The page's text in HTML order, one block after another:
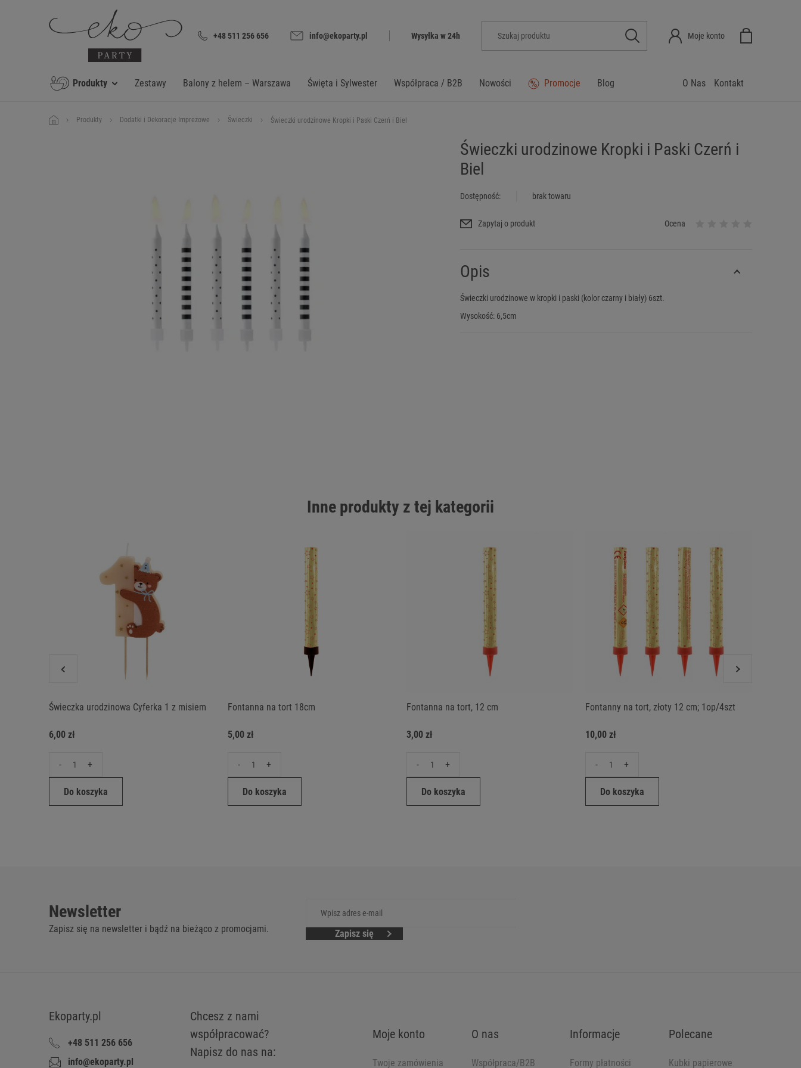
+48 511 256 656 info@ekoparty.pl Wysyłka w 24h Moje konto
Produkty Zestawy Balony z helem – Warszawa Święta i Sylwester Współpraca / B2B Nowości Promocje Blog Kontakt
O Nas
Produkty Dodatki i Dekoracje Imprezowe Świeczki Świeczki urodzinowe Kropki i Paski Czerń i Biel
Świeczki urodzinowe Kropki i Paski Czerń i
Biel
Dostępność: brak towaru
Zapytaj o produkt Ocena
Opis
Świeczki urodzinowe w kropki i paski (kolor czarny i biały) 6szt.
Wysokość: 6,5cm
Inne produkty z tej kategorii
Świeczka urodzinowa Cyferka 1 z misiem
6,00 zł
- +
Do koszyka
Fontanna na tort 18cm
5,00 zł
- +
Do koszyka
Fontanna na tort, 12 cm
3,00 zł
- +
Do koszyka
Fontanny na tort, złoty 12 cm; 1op/4szt
10,00 zł
- +
Do koszyka
Newsletter
Zapisz się na newsletter i bądź na bieżąco z promocjami. Zapisz się
Ekoparty.pl
+48 511 256 656
info@ekoparty.pl
Chcesz z nami
współpracować?
Napisz do nas na:
Moje konto
Twoje zamówienia
O nas
Współpraca/B2B
Informacje
Formy płatności
Polecane
Kubki papierowe